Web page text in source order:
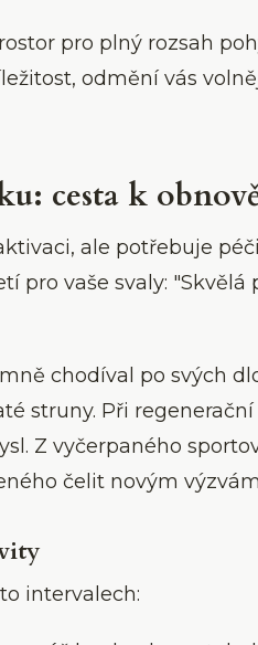
pro plný rozsah
odmění vás
cesta k
ale potřebuje
pro vaše svaly: "Skvělá
chodíval po svých
struny. Při regenerační
Z vyčerpaného
čelit novým
intervalech: